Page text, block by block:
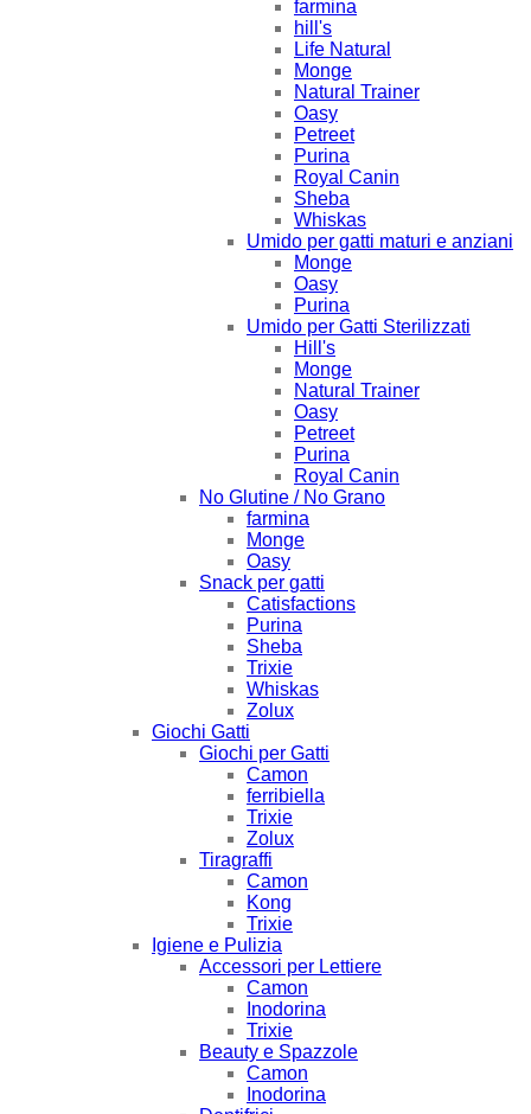
farmina
hill's
Life Natural
Monge
Natural Trainer
Oasy
Petreet
Purina
Royal Canin
Sheba
Whiskas
Umido per gatti maturi e anziani
Monge
Oasy
Purina
Umido per Gatti Sterilizzati
Hill's
Monge
Natural Trainer
Oasy
Petreet
Purina
Royal Canin
No Glutine / No Grano
farmina
Monge
Oasy
Snack per gatti
Catisfactions
Purina
Sheba
Trixie
Whiskas
Zolux
Giochi Gatti
Giochi per Gatti
Camon
ferribiella
Trixie
Zolux
Tiragraffi
Camon
Kong
Trixie
Igiene e Pulizia
Accessori per Lettiere
Camon
Inodorina
Trixie
Beauty e Spazzole
Camon
Inodorina